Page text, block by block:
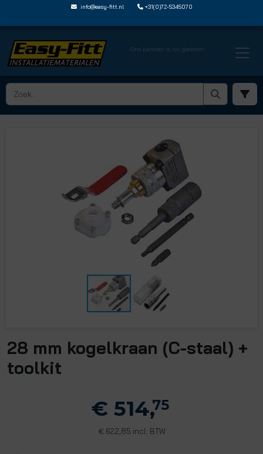
info@easy-fitt.nl +31(0)72-5345070
Ons kantoor is nu gesloten
HOME › EASYFIT ISOLATOR › EZF23 CS
28 mm kogelkraan (C-staal) +
toolkit
€ 514,75
€622,85 incl. BTW